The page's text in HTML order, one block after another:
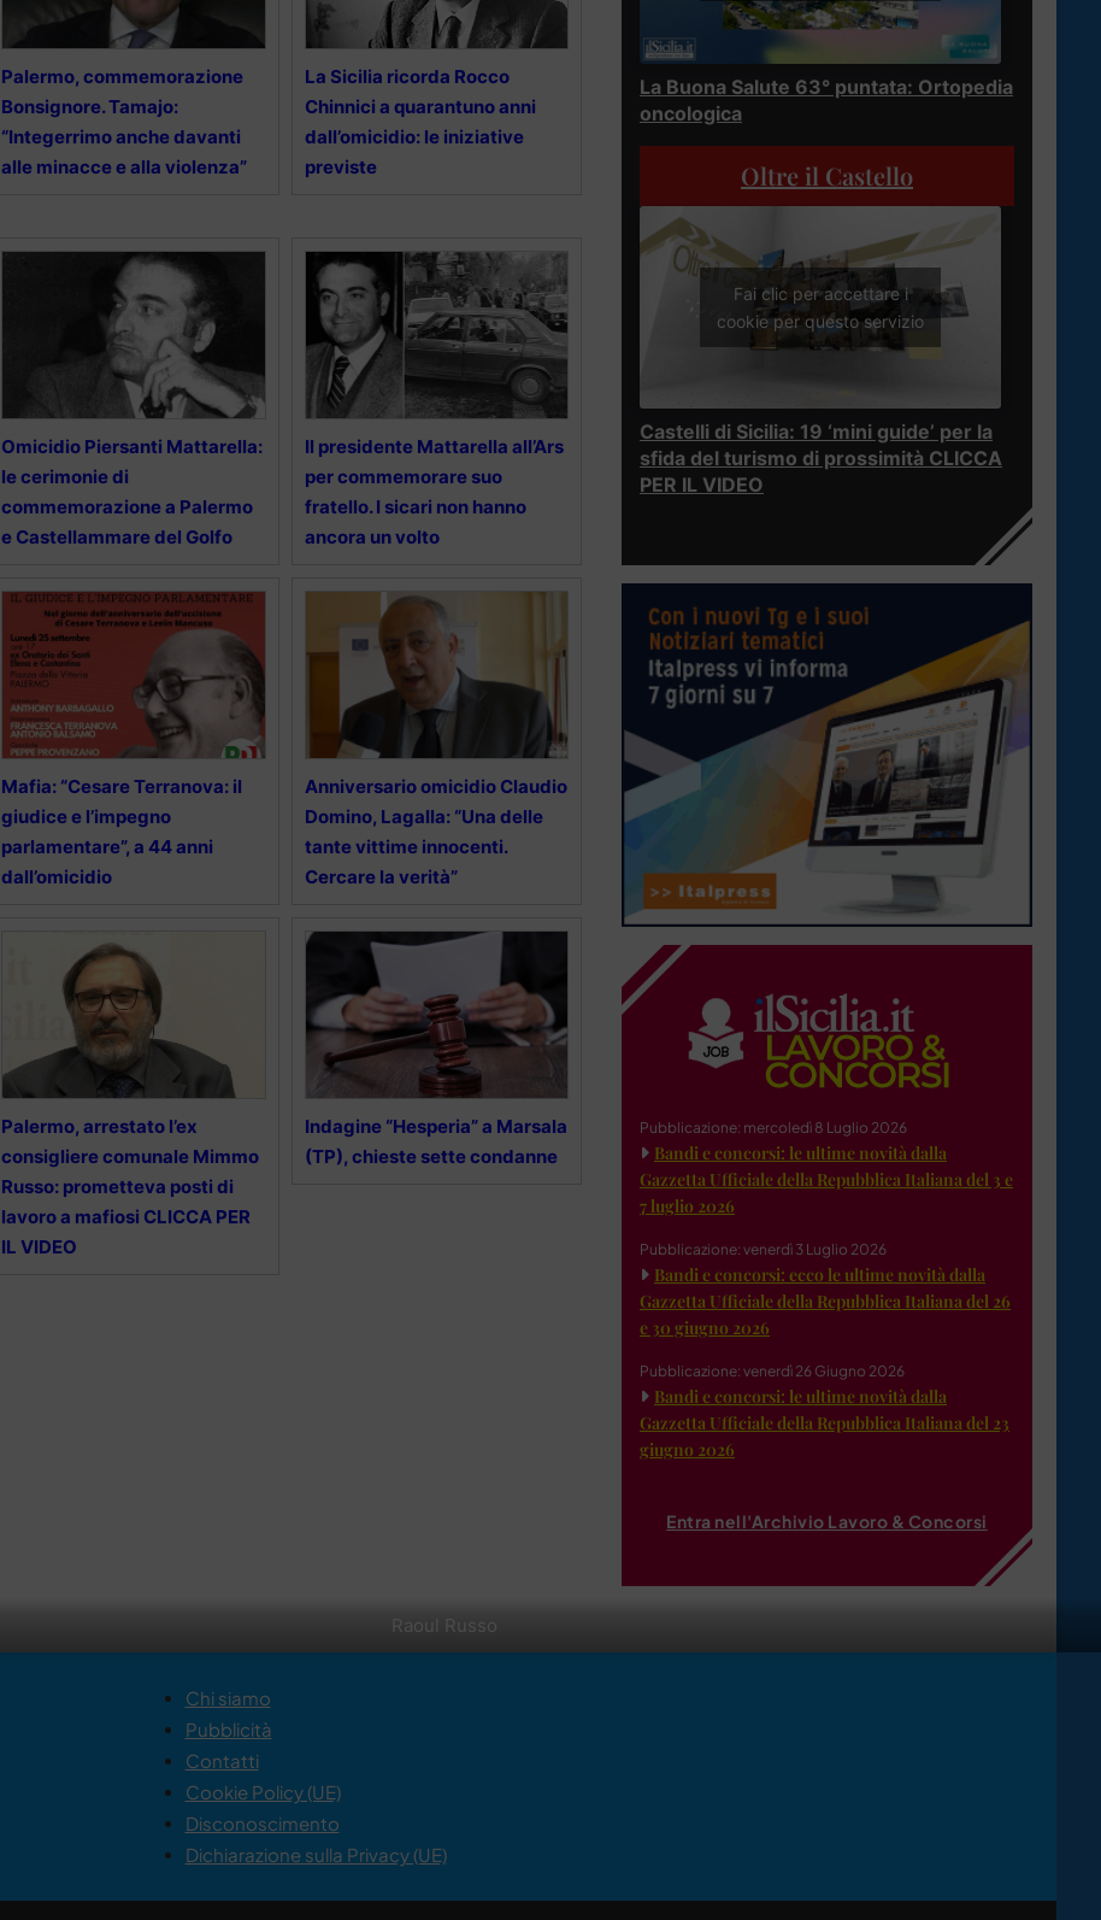
Raoul Russo
Palermo, commemorazione
Bonsignore. Tamajo:
“Integerrimo anche davanti
alle minacce e alla violenza”
La Sicilia ricorda Rocco
Chinnici a quarantuno anni
dall’omicidio: le iniziative
previste
Omicidio Piersanti Mattarella:
le cerimonie di
commemorazione a Palermo
e Castellammare del Golfo
Il presidente Mattarella all’Ars
per commemorare suo
fratello. I sicari non hanno
ancora un volto
Mafia: “Cesare Terranova: il
giudice e l’impegno
parlamentare”, a 44 anni
dall’omicidio
Anniversario omicidio Claudio
Domino, Lagalla: “Una delle
tante vittime innocenti.
Cercare la verità”
Palermo, arrestato l’ex
consigliere comunale Mimmo
Russo: prometteva posti di
lavoro a mafiosi CLICCA PER
IL VIDEO
Indagine “Hesperia” a Marsala
(TP), chieste sette condanne
La Buona Salute 63° puntata: Ortopedia
oncologica
Oltre il Castello
Fai clic per accettare i
cookie per questo servizio
Castelli di Sicilia: 19 ‘mini guide’ per la
sfida del turismo di prossimità CLICCA
PER IL VIDEO
Pubblicazione: mercoledì 8 Luglio 2026
Bandi e concorsi: le ultime novità dalla
Gazzetta Ufficiale della Repubblica Italiana del 3 e
7 luglio 2026
Pubblicazione: venerdì 3 Luglio 2026
Bandi e concorsi: ecco le ultime novità dalla
Gazzetta Ufficiale della Repubblica Italiana del 26
e 30 giugno 2026
Pubblicazione: venerdì 26 Giugno 2026
Bandi e concorsi: le ultime novità dalla
Gazzetta Ufficiale della Repubblica Italiana del 23
giugno 2026
Entra nell'Archivio Lavoro & Concorsi
Chi siamo
Pubblicità
Contatti
Cookie Policy (UE)
Disconoscimento
Dichiarazione sulla Privacy (UE)